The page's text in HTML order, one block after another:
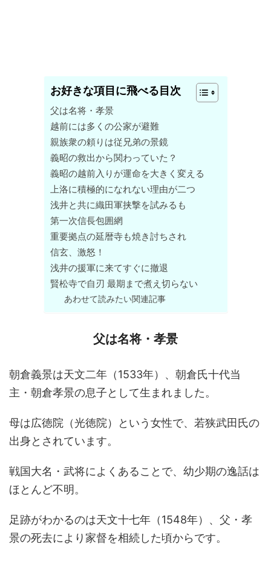
お好きな項目に飛べる目次
父は名将・孝景
越前には多くの公家が避難
親族衆の頼りは従兄弟の景鏡
義昭の救出から関わっていた？
義昭の越前入りが運命を大きく変える
上洛に積極的になれない理由が二つ
浅井と共に織田軍挟撃を試みるも
第一次信長包囲網
重要拠点の延暦寺も焼き討ちされ
信玄、激怒！
浅井の援軍に来てすぐに撤退
賢松寺で自刃 最期まで煮え切らない
あわせて読みたい関連記事
父は名将・孝景
朝倉義景は天文二年（1533年）、朝倉氏十代当
主・朝倉孝景の息子として生まれました。
母は広徳院（光徳院）という女性で、若狭武田氏の
出身とされています。
戦国大名・武将によくあることで、幼少期の逸話は
ほとんど不明。
足跡がわかるのは天文十七年（1548年）、父・孝
景の死去により家督を相続した頃からです。